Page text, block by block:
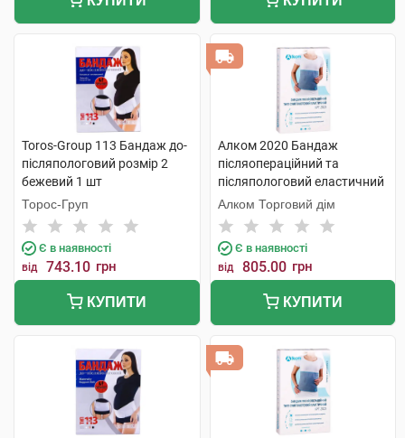
Toros-Group 113 Бандаж до-
післяпологовий розмір 2
бежевий 1 шт
Торос-Груп
Є в наявності
від 743.10 грн
КУПИТИ
Алком 2020 Бандаж
післяопераційний та
післяпологовий еластичний
розмір 7 1 шт
Алком Торговий дім
Є в наявності
від 805.00 грн
КУПИТИ